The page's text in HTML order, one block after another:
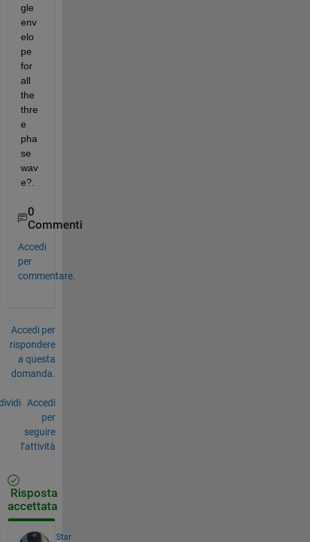
gle
env
elo
pe
for
all
the
thre
e
pha
se
wav
e?.
0
Commenti
Accedi
per
commentare.
Accedi per
rispondere
a questa
domanda.
Accedi
per
seguire
l’attività
Risposta
accettata
Star